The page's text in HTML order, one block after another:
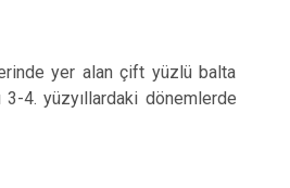
yer alan çift yüzlü balta
3-4. yüzyıllardaki dönemlerde